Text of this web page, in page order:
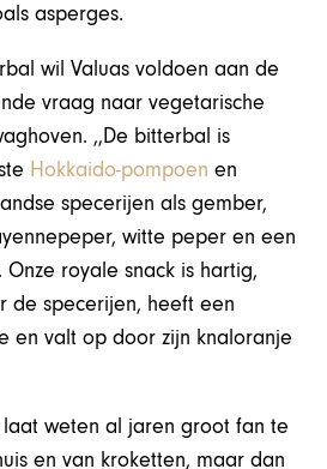
asperges.
wil Valuas voldoen aan de
vraag naar vegetarische
,,De bitterbal is
Hokkaido-pompoen en
specerijen als gember,
witte peper en een
royale snack is hartig,
de specerijen, heeft een
en valt op door zijn knaloranje
laat weten al jaren groot fan te
en van kroketten, maar dan